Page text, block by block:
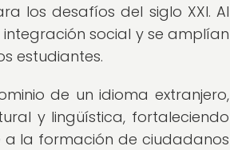
los desafíos del siglo XXI. Al
social y se amplían
estudiantes.
de un idioma extranjero,
y lingüística, fortaleciendo
a la formación de ciudadanos